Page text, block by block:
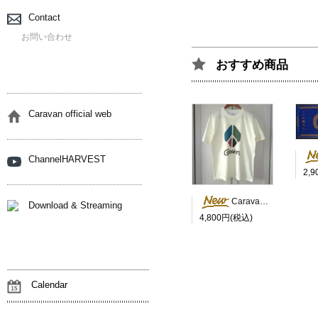
おすすめ商品
Caravan Peace Tシャツ
4,800円(税込)
Contact
お問い合わせ
Caravan official web
ChannelHARVEST
Download & Streaming
Calendar